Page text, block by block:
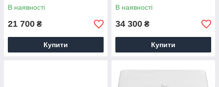
В наявності
21 700 ₴
Купити
В наявності
34 300 ₴
Купити